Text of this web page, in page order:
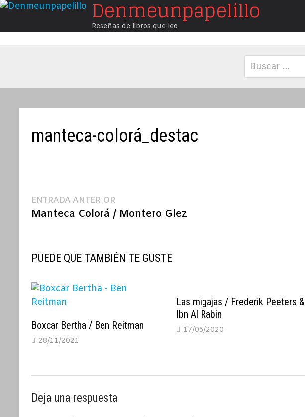
Saltar
contenido
Denmeunpapelillo
Reseñas de libros que leo
Buscar:
manteca-colorá_destac
Navegación
de
ENTRADA ANTERIOR
anterior:
Manteca Colorá / Montero Glez
PUEDE QUE TAMBIÉN TE GUSTE
Boxcar Bertha / Ben Reitman
28/11/2021
Las migajas / Frederik Peeters &
Ibn Al Rabin
17/05/2020
Deja una respuesta